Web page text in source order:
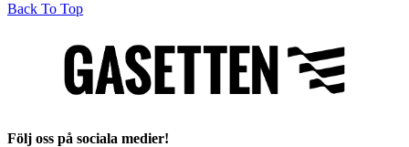
Back To Top
Följ oss på sociala medier!